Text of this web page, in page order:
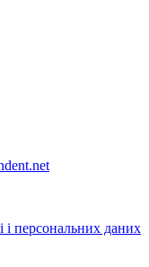
і персональних даних